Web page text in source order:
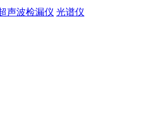
声波检漏仪 光谱仪